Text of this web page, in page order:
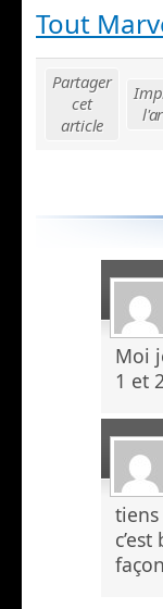
Tout
Partager
cet
article
Moi
1 et